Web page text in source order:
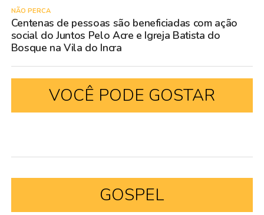
NÃO PERCA
Centenas de pessoas são beneficiadas com ação
social do Juntos Pelo Acre e Igreja Batista do
Bosque na Vila do Incra
VOCÊ PODE GOSTAR
GOSPEL